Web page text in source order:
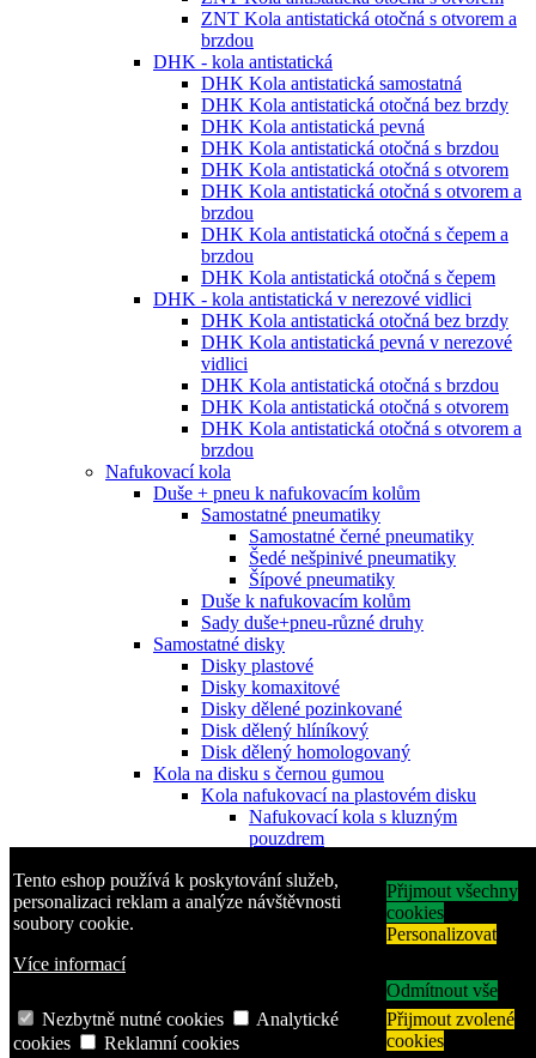
Tento eshop používá k poskytování služeb,
personalizaci reklam a analýze návštěvnosti
soubory cookie.
Více informací
Přijmout všechny
cookies
Personalizovat
Odmítnout vše
Nezbytně nutné cookies
Analytické
cookies
Reklamní cookies
Přijmout zvolené
cookies
ZNT Kola antistatická otočná s otvorem a
brzdou
DHK - kola antistatická
DHK Kola antistatická samostatná
DHK Kola antistatická otočná bez brzdy
DHK Kola antistatická pevná
DHK Kola antistatická otočná s brzdou
DHK Kola antistatická otočná s otvorem
DHK Kola antistatická otočná s otvorem a
brzdou
DHK Kola antistatická otočná s čepem a
brzdou
DHK Kola antistatická otočná s čepem
DHK - kola antistatická v nerezové vidlici
DHK Kola antistatická otočná bez brzdy
DHK Kola antistatická pevná v nerezové
vidlici
DHK Kola antistatická otočná s brzdou
DHK Kola antistatická otočná s otvorem
DHK Kola antistatická otočná s otvorem a
brzdou
Nafukovací kola
Duše + pneu k nafukovacím kolům
Samostatné pneumatiky
Samostatné černé pneumatiky
Šedé nešpinivé pneumatiky
Šípové pneumatiky
Duše k nafukovacím kolům
Sady duše+pneu-různé druhy
Samostatné disky
Disky plastové
Disky komaxitové
Disky dělené pozinkované
Disk dělený hlíníkový
Disk dělený homologovaný
Kola na disku s černou gumou
Kola nafukovací na plastovém disku
Nafukovací kola s kluzným
pouzdrem
ložiskem
Nafukovací kola s kuličkovým
Kola nafukovací na plechovém disku
Nafukovací kola s jehlovým
ložiskem
Nafukovací kola s kuličkovým